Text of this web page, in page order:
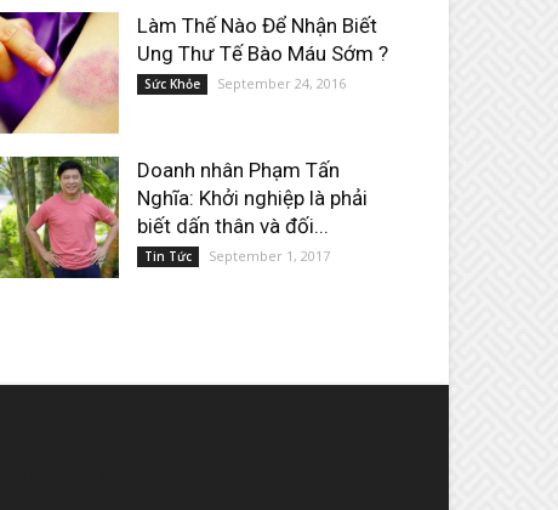
Làm Thế Nào Để Nhận Biết
Ung Thư Tế Bào Máu Sớm ?
Sức Khỏe September 24, 2016
Doanh nhân Phạm Tấn
Nghĩa: Khởi nghiệp là phải
biết dấn thân và đối...
Tin Tức September 1, 2017